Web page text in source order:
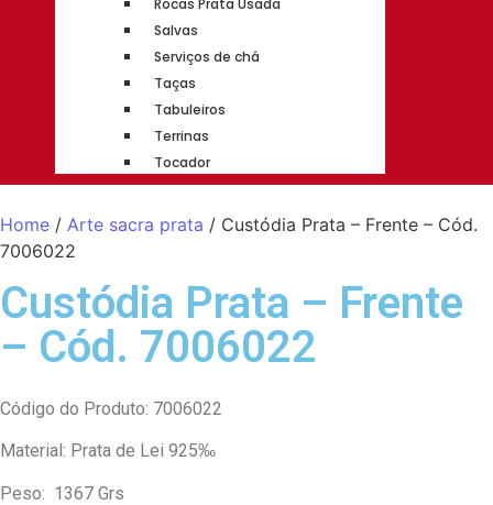
Rocas Prata Usada
Salvas
Serviços de chá
Taças
Tabuleiros
Terrinas
Tocador
Home / Arte sacra prata / Custódia Prata – Frente – Cód.
7006022
Custódia Prata – Frente
– Cód. 7006022
Código do Produto: 7006022
Material: Prata de Lei 925‰
Peso: 1367 Grs